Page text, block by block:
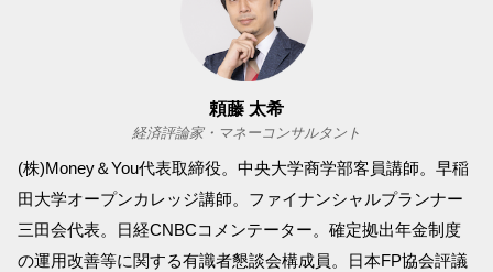
頼藤 太希
経済評論家・マネーコンサルタント
(株)Money＆You代表取締役。中央大学商学部客員講師。早稲
田大学オープンカレッジ講師。ファイナンシャルプランナー
三田会代表。日経CNBCコメンテーター。確定拠出年金制度
の運用改善等に関する有識者懇談会構成員。日本FP協会評議